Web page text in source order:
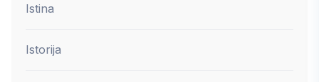
Istina
Istorija